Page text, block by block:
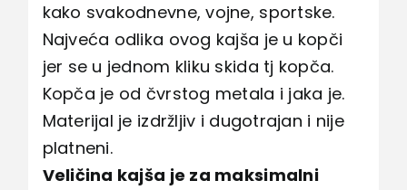
kako svakodnevne, vojne, sportske.
Najveća odlika ovog kajša je u kopči
jer se u jednom kliku skida tj kopča.
Kopča je od čvrstog metala i jaka je.
Materijal je izdržljiv i dugotrajan i nije
platneni.
Veličina kajša je za maksimalni